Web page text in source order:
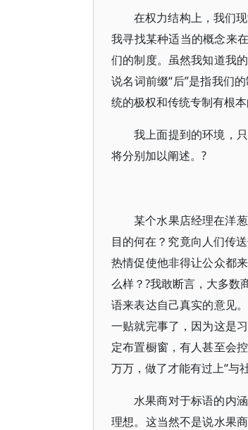
在权力结构上，我们
我寻找某种适当的概念来
们的制度。虽然我知道我
说名词前缀“后”是指我们
统的极权和传统专制有根
我上面提到的环境，
将分别加以阐述。?
某个水果店经理在洋
目的何在？究竟向人们传
热情促使他非得让公众都
么样？?我敢断言，大多数
语来表达自己真实的意见
一贴就完事了，因为这是
定布置橱窗，有人甚至会
万万，做了才能有过上“与
水果商对于标语的内
理想。这当然不是说水果